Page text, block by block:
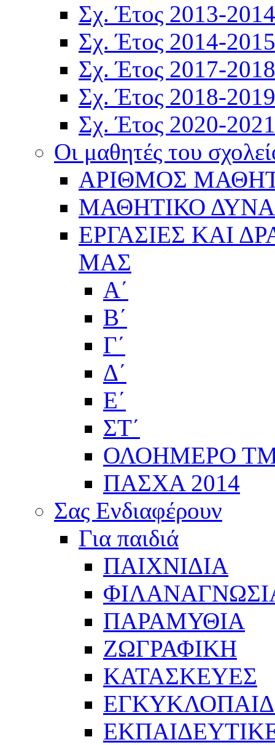
Σχ. Έτος 2013-2014
Σχ. Έτος 2014-2015
Σχ. Έτος 2017-2018
Σχ. Έτος 2018-2019
Σχ. Έτος 2020-2021
Οι μαθητές του
ΑΡΙΘΜΟΣ
ΜΑΘΗΤΙΚΟ
ΕΡΓΑΣΙΕΣ ΚΑΙ
ΜΑΣ
Α΄
Β΄
Γ΄
Δ΄
Ε΄
ΣΤ΄
ΟΛΟΗΜΕΡΟ
ΠΑΣΧΑ 2014
Σας Ενδιαφέρουν
Για παιδιά
ΠΑΙΧΝΙΔΙΑ
ΠΑΡΑΜΥΘΙΑ
ΖΩΓΡΑΦΙΚΗ
ΚΑΤΑΣΚΕΥΕΣ